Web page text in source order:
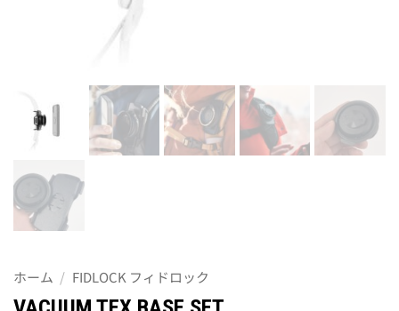
ホーム / FIDLOCK フィドロック